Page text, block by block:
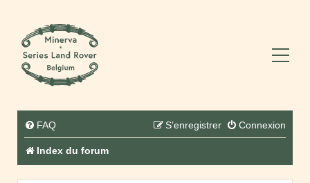
FAQ Connexion
S’enregistrer
Index du forum